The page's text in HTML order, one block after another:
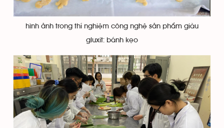
hình ảnh trong thí nghiệm công nghệ sản phẩm giàu
gluxit: bánh kẹo